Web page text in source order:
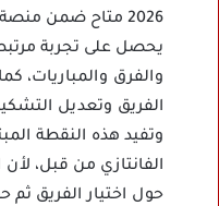
يحصل على تجربة
والفرق والمباريات،
الفريق وتعديل
وتفيد هذه النقطة
الفانتازي من قبل،
حول اختيار الفريق ثم